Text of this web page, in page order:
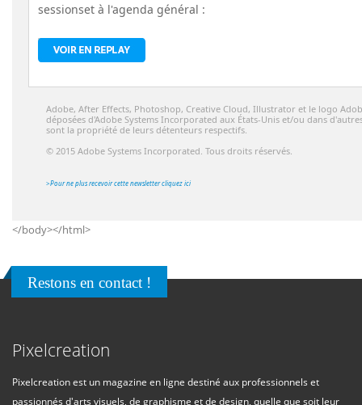
sessionset à l'agenda général :
Adobe, After Effects, Photoshop, Creative Cloud, Illustrator et le logo
déposées d'Adobe Systems Incorporated aux États-Unis et/ou dans
sont la propriété de leurs détenteurs respectifs
© 2015 Adobe Systems Incorporated. Tous droits réservés.
>Pour ne plus recevoir cette newsletter cliquez ici
</body></html>
Restons en contact !
Pixelcreation
Pixelcreation est un magazine en ligne destiné aux professionnels et
passionnés d'arts visuels, de graphisme et de design, quelle que soit leur